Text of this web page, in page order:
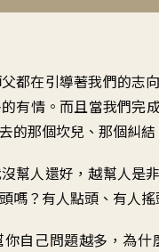
都在引導著我們的
有情。而且當我們完
的那個坎兒、那個糾
幫人還好，越幫人是
嗎？有人點頭、有人搖
自己問題越多，為